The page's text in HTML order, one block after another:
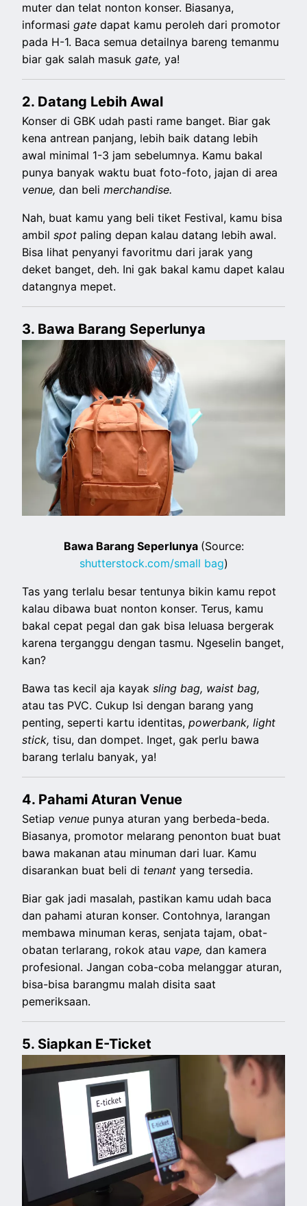
muter dan telat nonton konser. Biasanya,
informasigatedapat kamu peroleh dari promotor
pada H-1. Baca semua detailnya bareng temanmu
biar gak salah masukgate,ya!
2. Datang Lebih Awal
Konser di GBK udah pasti rame banget. Biar gak
kena antrean panjang, lebih baik datang lebih
awal minimal 1-3 jam sebelumnya. Kamu bakal
punya banyak waktu buat foto-foto, jajan di area
venue,dan belimerchandise.
Nah, buat kamu yang beli tiket Festival, kamu bisa
ambilspot paling depan kalau datang lebih awal.
Bisa lihat penyanyi favoritmu dari jarak yang
deket banget, deh. Ini gak bakal kamu dapet kalau
datangnya mepet.
3. Bawa Barang Seperlunya
Bawa Barang Seperlunya (Source:
shutterstock.com/small bag)
Tas yang terlalu besar tentunya bikin kamu repot
kalau dibawa buat nonton konser. Terus, kamu
bakal cepat pegal dan gak bisa leluasa bergerak
karena terganggu dengan tasmu. Ngeselin banget,
kan?
Bawa tas kecil aja kayaksling bag, waist bag,
atau tas PVC. Cukup Isi dengan barang yang
penting, seperti kartu identitas,powerbank, light
stick,tisu, dan dompet. Inget, gak perlu bawa
barang terlalu banyak, ya!
4. Pahami Aturan Venue
Setiap venue punya aturan yang berbeda-beda.
Biasanya, promotor melarang penonton buat buat
bawa makanan atau minuman dari luar. Kamu
disarankan buat beli di tenantyang tersedia.
Biar gak jadi masalah, pastikan kamu udah baca
dan pahami aturan konser. Contohnya, larangan
membawa minuman keras, senjata tajam, obat-
obatan terlarang, rokok atau vape,dan kamera
profesional. Jangan coba-coba melanggar aturan,
bisa-bisa barangmu malah disita saat
pemeriksaan.
5. Siapkan E-Ticket